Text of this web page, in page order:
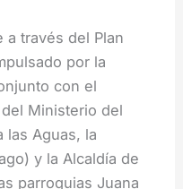
a través del Plan
por la
con el
Ministerio del
las Aguas, la
y la Alcaldía de
parroquias Juana